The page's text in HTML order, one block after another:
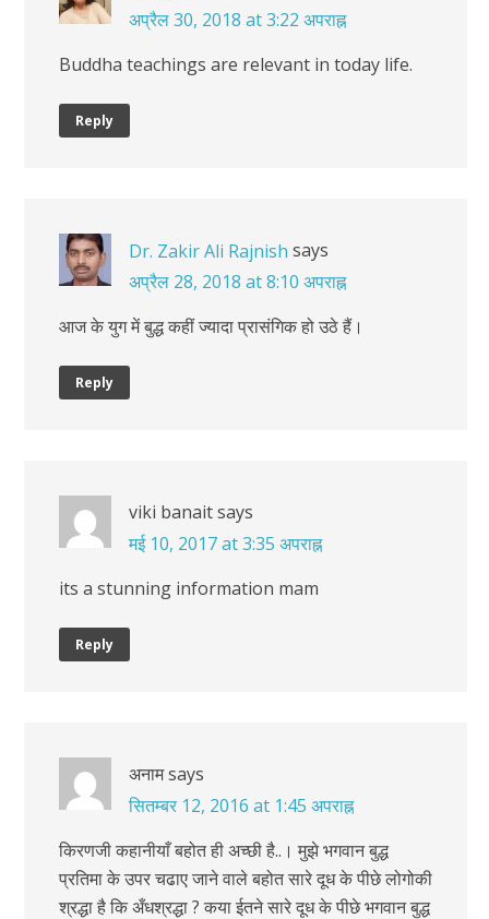
अप्रैल 30, 2018 at 3:22 अपराह्न
Buddha teachings are relevant in today life.
Reply
Dr. Zakir Ali Rajnish says
अप्रैल 28, 2018 at 8:10 अपराह्न
आज के युग में बुद्ध कहीं ज्‍यादा प्रासंगिक हो उठे हैं।
Reply
viki banaitsays
मई 10, 2017 at 3:35 अपराह्न
its a stunning information mam
Reply
अनामsays
सितम्बर 12, 2016 at 1:45 अपराह्न
किरणजी कहानीयाँ बहोत ही अच्छी है..। मुझे भगवान बुद्ध
प्रतिमा के उपर चढाए जाने वाले बहोत सारे दूध के पीछे लोगोकी
श्रद्धा है कि अँधश्रद्धा ? कया ईतने सारे दूध के पीछे भगवान बुद्ध